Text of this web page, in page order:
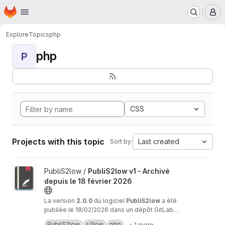
Skip to main content
Homepage
ExploreTopicsphp
P php
CSS
Projects with this topic Sort by: Last created
View PubliS2low v1 - Archivé depuis le 18 février 2026 project
PubliS2low / PubliS2low v1 - Archivé
depuis le 18 février 2026
La version 2.0.0 du logiciel PubliS2low a été
publiée le 18/02/2026 dans un dépôt GitLab
dédié :https://gitlab.adullact.net/publis2low/pu
CedépôtGitLab dePubliS2low v1